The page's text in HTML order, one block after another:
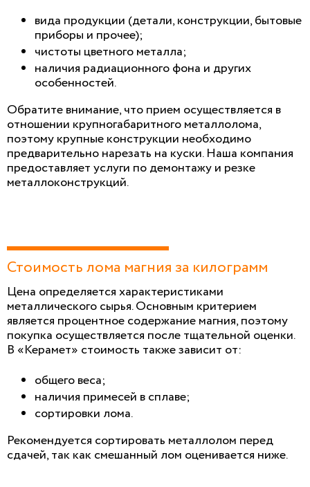
вида продукции (детали, конструкции, бытовые
приборы и прочее);
чистоты цветного металла;
наличия радиационного фона и других
особенностей.
Обратите внимание, что прием осуществляется в
отношении крупногабаритного металлолома,
поэтому крупные конструкции необходимо
предварительно нарезать на куски. Наша компания
предоставляет услуги по демонтажу и резке
металлоконструкций.
Стоимость лома магния за килограмм
Цена определяется характеристиками
металлического сырья. Основным критерием
является процентное содержание магния, поэтому
покупка осуществляется после тщательной оценки.
В «Керамет» стоимость также зависит от:
общего веса;
наличия примесей в сплаве;
сортировки лома.
Рекомендуется сортировать металлолом перед
сдачей, так как смешанный лом оценивается ниже.